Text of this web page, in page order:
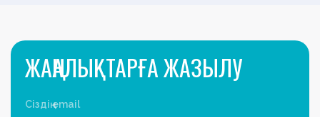
ЖАҢАЛЫҚТАРҒА ЖАЗЫЛУ